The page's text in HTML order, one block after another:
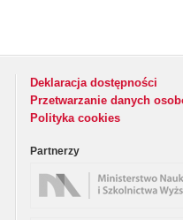
Deklaracja dostępności
Przetwarzanie danych
Polityka cookies
Partnerzy